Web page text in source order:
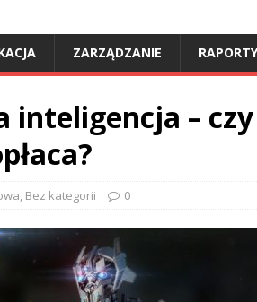
ZARZĄDZANIE RAPORTY
inteligencja –
, Bez kategorii 0